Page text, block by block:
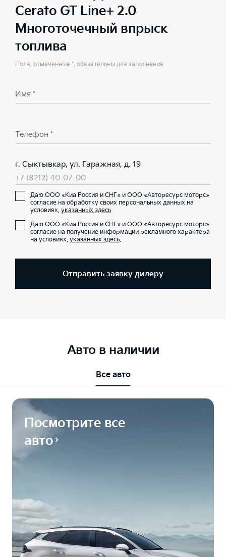
Cerato GT Line+ 2.0
Многоточечный впрыск
топлива
Поля, отмеченные *, обязательны для заполнения
Имя *
Телефон *
г. Сыктывкар, ул. Гаражная, д. 19
+7 (8212) 40-07-00
Даю ООО «Киа Россия и СНГ» и ООО «Авторесурс моторс»
согласие на обработку своих персональных данных на
условиях, указанных здесь
Даю ООО «Киа Россия и СНГ» и ООО «Авторесурс моторс»
согласие на получение информации рекламного характера
на условиях, указанных здесь.
Отправить заявку дилеру
Авто в наличии
Все авто
Посмотрите все
авто